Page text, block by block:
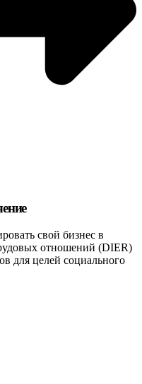
свой бизнес в
отношений (DIER)
для целей социального